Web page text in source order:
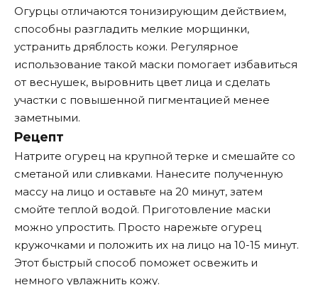
Огурцы отличаются тонизирующим действием,
способны разгладить мелкие морщинки,
устранить дряблость кожи. Регулярное
использование такой маски помогает избавиться
от веснушек, выровнить цвет лица и сделать
участки с повышенной пигментацией менее
заметными.
Рецепт
Натрите огурец на крупной терке и смешайте со
сметаной или сливками. Нанесите полученную
массу на лицо и оставьте на 20 минут, затем
смойте теплой водой. Приготовление маски
можно упростить. Просто нарежьте огурец
кружочками и положить их на лицо на 10-15 минут.
Этот быстрый способ поможет освежить и
немного увлажнить кожу.